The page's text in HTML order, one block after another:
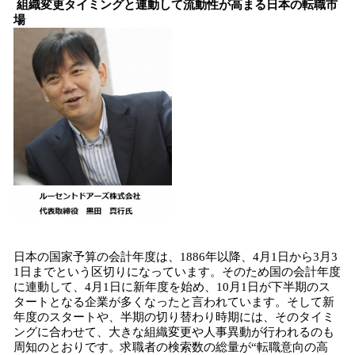
組織変更タイミングと連動して流動性が高まる日本の転職市
場
日本の国家予算の会計年度は、1886年以降、4月1日から3月3
1日までという区切りになっています。そのため国の会計年度
に連動して、4月1日に新年度を始め、10月1日が下半期のス
タートとなる企業が多くなったと言われています。そして新
年度のスタートや、半期の切り替わり時期には、そのタイミ
ングに合わせて、大きな組織変更や人事異動が行われるのも
周知のとおりです。求職者の検索数の総量が“転職意向の高